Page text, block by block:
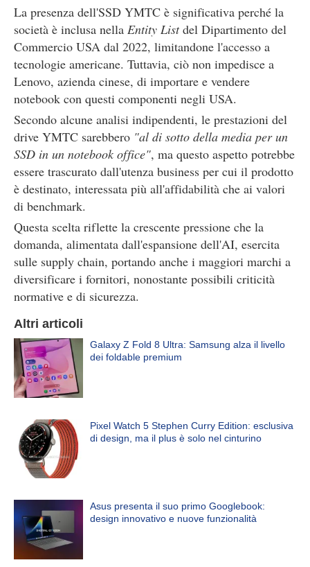
La presenza dell'SSD YMTC è significativa perché la
società è inclusa nella Entity Listdel Dipartimento del
Commercio USA dal 2022, limitandone l'accesso a
tecnologie americane. Tuttavia, ciò non impedisce a
Lenovo, azienda cinese, di importare e vendere
notebook con questi componenti negli USA.
Secondo alcune analisi indipendenti, le prestazioni del
drive YMTC sarebbero "al di sotto della media per un
SSD in un notebook office", ma questo aspetto potrebbe
essere trascurato dall'utenza business per cui il prodotto
è destinato, interessata più all'affidabilità che ai valori
di benchmark.
Questa scelta riflette la crescente pressione che la
domanda, alimentata dall'espansione dell'AI, esercita
sulle supply chain, portando anche i maggiori marchi a
diversificare i fornitori, nonostante possibili criticità
normative e di sicurezza.
Altri articoli
Galaxy Z Fold 8 Ultra: Samsung alza il livello
dei foldable premium
Pixel Watch 5 Stephen Curry Edition: esclusiva
di design, ma il plus è solo nel cinturino
Asus presenta il suo primo Googlebook:
design innovativo e nuove funzionalità